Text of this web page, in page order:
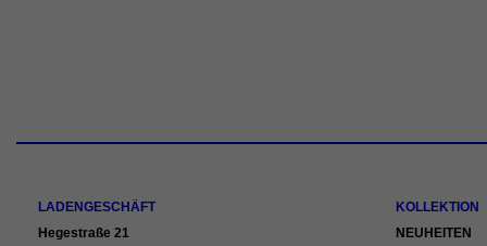
LADENGESCHÄFT
Hegestraße 21
KOLLEKTION
NEUHEITEN